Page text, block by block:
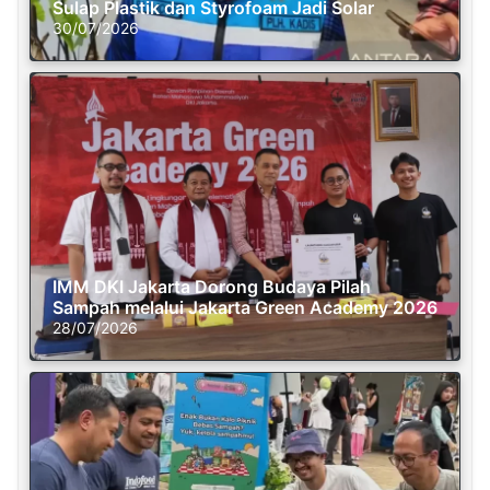
Sulap Plastik dan Styrofoam Jadi Solar
30/07/2026
IMM DKI Jakarta Dorong Budaya Pilah
Sampah melalui Jakarta Green Academy 2026
28/07/2026